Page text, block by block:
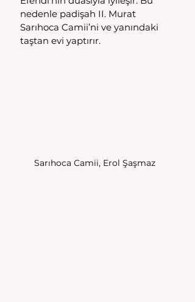
nedenle padişah II. Murat
Sarıhoca Camii’ni ve yanındaki
taştan evi yaptırır.
Sarıhoca Camii, Erol Şaşmaz